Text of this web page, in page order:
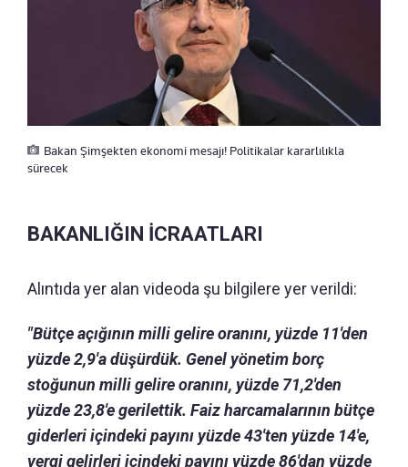
Bakan Şimşekten ekonomi mesajı! Politikalar kararlılıkla
sürecek
BAKANLIĞIN İCRAATLARI
Alıntıda yer alan videoda şu bilgilere yer verildi:
"Bütçe açığının milli gelire oranını, yüzde 11'den
yüzde 2,9'a düşürdük. Genel yönetim borç
stoğunun milli gelire oranını, yüzde 71,2'den
yüzde 23,8'e gerilettik. Faiz harcamalarının bütçe
giderleri içindeki payını yüzde 43'ten yüzde 14'e,
vergi gelirleri içindeki payını yüzde 86'dan yüzde